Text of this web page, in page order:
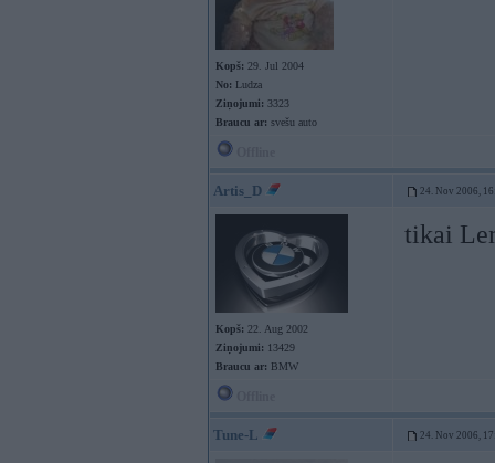
Kopš: 29. Jul 2004
No: Ludza
Ziņojumi: 3323
Braucu ar: svešu auto
Artis_D 24. Nov 2006,
Kopš: 22. Aug 2002
Ziņojumi: 13429
Braucu ar: BMW
tikai
Tune-L 24. Nov 2006,